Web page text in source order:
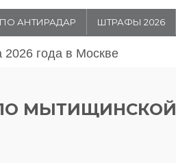
ПО АНТИРАДАР ШТРАФЫ 2026
20026 года в Москве
МЫТИЩИНСКОЙ